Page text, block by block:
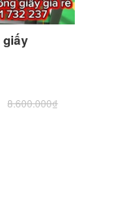
giấy
8.600.000₫